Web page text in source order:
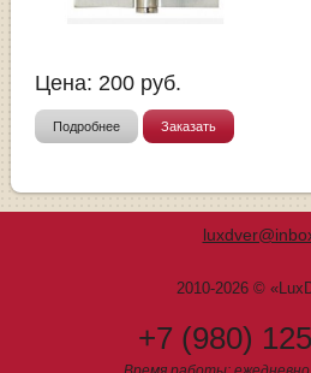
Цена: 200 руб.
Подробнее Заказать
2010-2026 ©
+7 (980)